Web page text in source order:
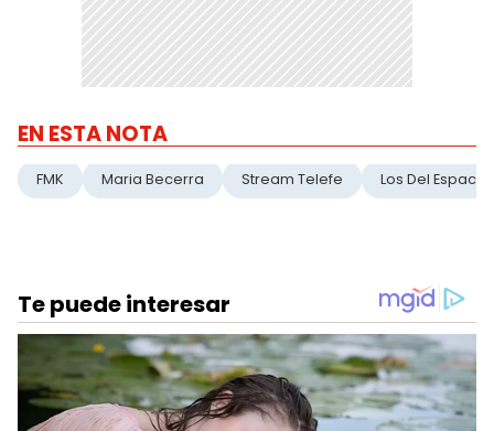
EN ESTA NOTA
FMK Maria Becerra Stream Telefe Los Del Espacio